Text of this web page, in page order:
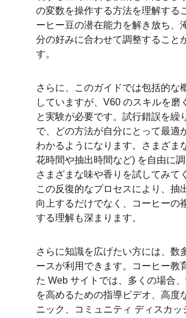
の変数を操作する方法を理解する
ーヒー豆の潜在能力を解き放ち、
分の好みに合わせて調整すること
す。
さらに、このガイドでは包括的な
していますが、V60 のスキルを磨
と実験が必要です。試行錯誤を繰
で、どの方法が自分にとって最適
わかるようになります。さまざま
花時間や抽出時間など) を自由に調
さまざまな味や香りを試してみて
この反復的なプロセスにより、抽
向上するだけでなく、コーヒーの
する理解も深まります。
さらに知識を広げたい方には、数
ースが利用できます。コーヒー教
た Web サイトでは、多くの場合
を高めるための指導ビデオ、高度
ニック、コミュニティ ディスカッ